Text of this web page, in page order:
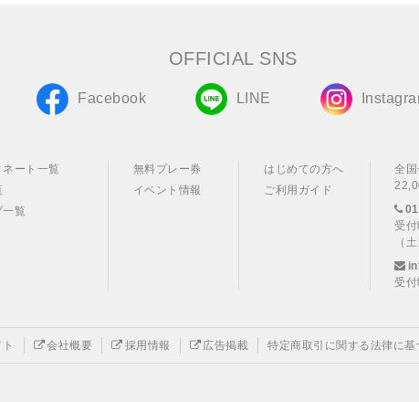
OFFICIAL SNS
Facebook LINE
ネート一覧
一覧
無料プレー券
イベント情報
はじめての方へ
ご利用ガイド
全
受
（
受
会社概要 採用情報 広告掲載 特定商取引に関する法律に基